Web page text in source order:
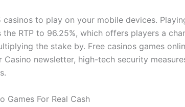
casinos to play on your mobile devices.
the RTP to 96.25%, which offers players a
the stake by. Free casinos games
Casino newsletter, high-tech security
Games For Real Cash